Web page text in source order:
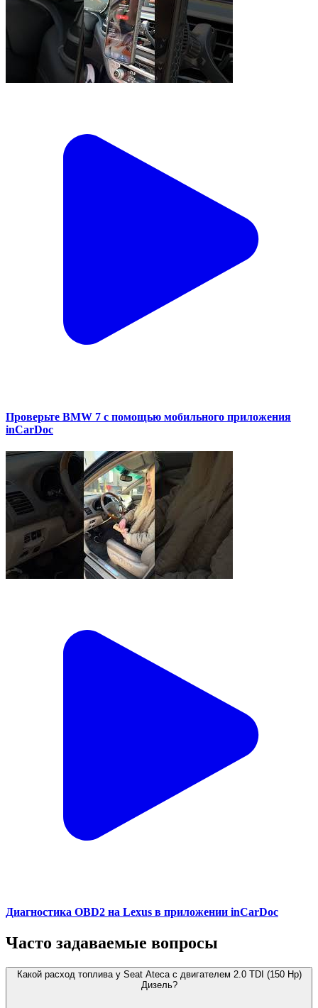
Проверьте BMW 7 с помощью мобильного приложения
inCarDoc
Диагностика OBD2 на Lexus в приложении inCarDoc
Часто задаваемые вопросы
Какой расход топлива у Seat Ateca с двигателем 2.0 TDI (150 Hp)
Дизель?